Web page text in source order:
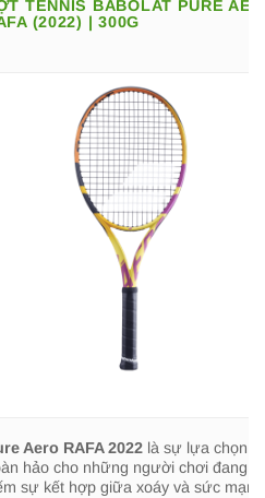
TENNIS BABOLAT PURE
(2022) | 300G
Aero RAFA 2022 là sự lựa chọn
hảo cho những người chơi đang
sự kết hợp giữa xoáy và sức